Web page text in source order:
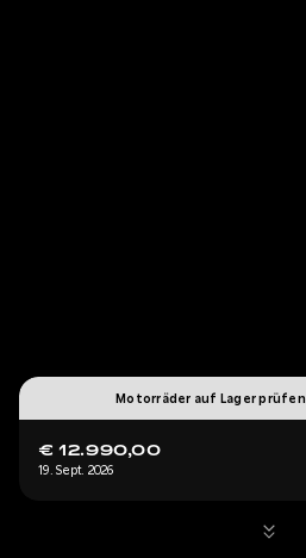
Motorräder auf Lager prüfen
€ 12.990,00
19. Sept. 2026